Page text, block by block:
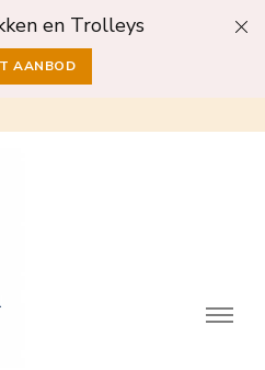
en Trolleys
AANBOD